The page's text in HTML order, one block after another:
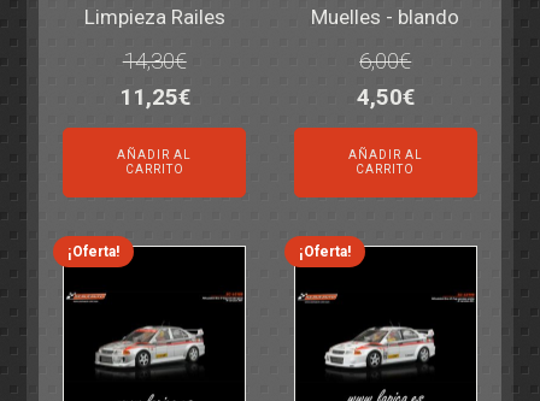
Limpieza Railes
14,30€
El
precio
original
era:
14,30€.
11,25€El
precio
actual
es:
11,25€.
AÑADIR AL
CARRITO
Muelles - blando
6,00€
El
precio
original
era:
6,00€.
4,50€El
precio
actual
es:
4,50€.
AÑADIR AL
CARRITO
¡Oferta! ¡Oferta!